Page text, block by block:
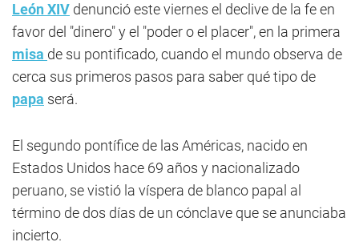
León XIV denunció este viernes el declive de la fe en
favor del "dinero" y el "poder o el placer", en la primera
misa de su pontificado, cuando el mundo observa de
cerca sus primeros pasos para saber qué tipo de
papa será.
El segundo pontífice de las Américas, nacido en
Estados Unidos hace 69 años y nacionalizado
peruano, se vistió la víspera de blanco papal al
término de dos días de un cónclave que se anunciaba
incierto.